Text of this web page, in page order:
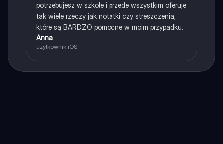
potrzebujesz w szkole i przede wszystkim oferuje
tak wiele rzeczy jak notatki czy streszczenia,
które są BARDZO pomocne w moim przypadku.
Anna
użytkownik iOS